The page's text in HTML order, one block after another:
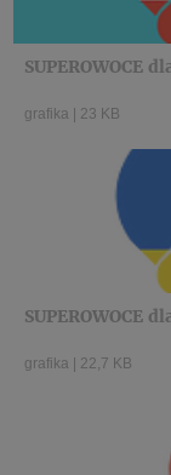
SUPEROWOCE
grafika | 23 KB
SUPEROWOCE
grafika | 22,7 KB